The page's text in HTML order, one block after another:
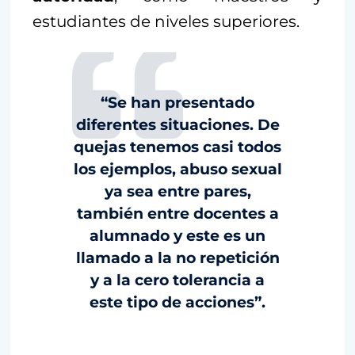
estudiantes de niveles superiores.
“Se han presentado
diferentes situaciones. De
quejas tenemos casi todos
los ejemplos, abuso sexual
ya sea entre pares,
también entre docentes a
alumnado y este es un
llamado a la no repetición
y a la cero tolerancia a
este tipo de acciones”.